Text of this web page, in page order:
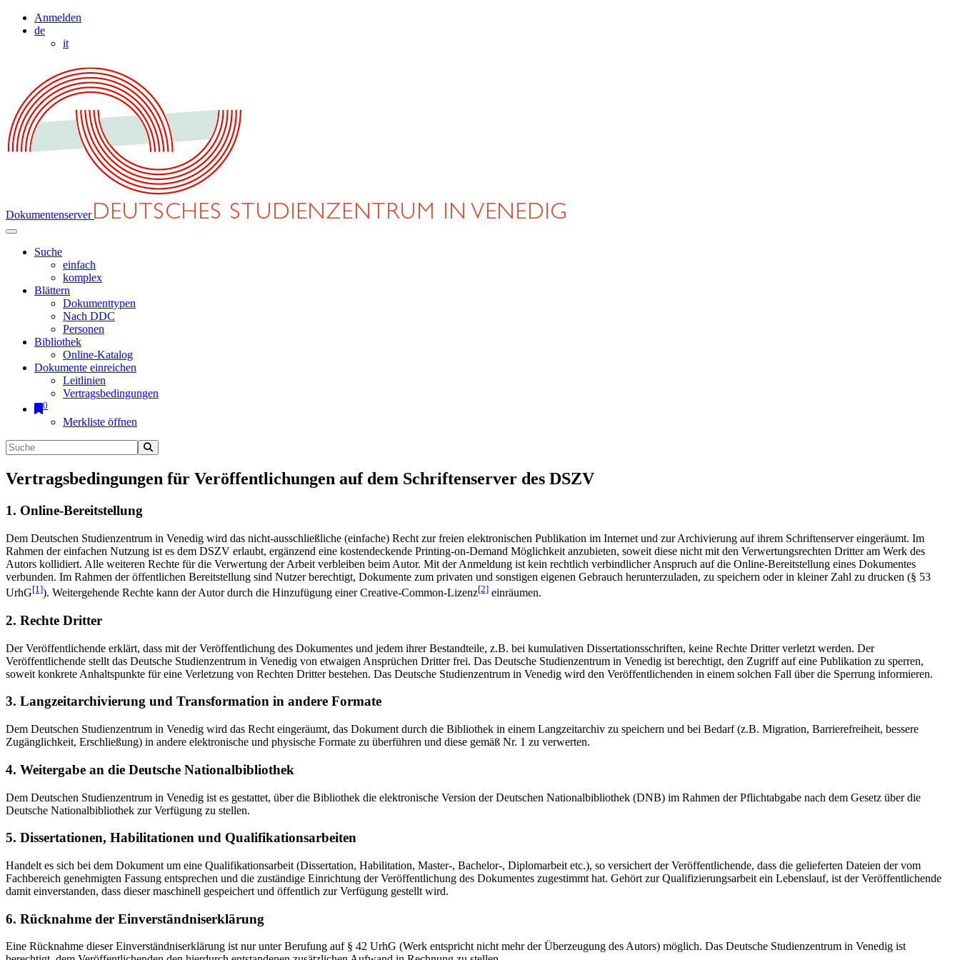
Anmelden
de
it
Dokumentenserver
Suche
einfach
komplex
Blättern
Dokumenttypen
Nach DDC
Personen
Bibliothek
Online-Katalog
Dokumente einreichen
Leitlinien
Vertragsbedingungen
0
Merkliste öffnen
Vertragsbedingungen für Veröffentlichungen auf dem Schriftenserver des DSZV
1. Online-Bereitstellung
Dem Deutschen Studienzentrum in Venedig wird das nicht-ausschließliche (einfache) Recht zur freien elektronischen Publikation im Internet und zur Archivierung auf ihrem Schriftenserver eingeräumt. Im
Rahmen der einfachen Nutzung ist es dem DSZV erlaubt, ergänzend eine kostendeckende Printing-on-Demand Möglichkeit anzubieten, soweit diese nicht mit den Verwertungsrechten Dritter am Werk des
Autors kollidiert. Alle weiteren Rechte für die Verwertung der Arbeit verbleiben beim Autor. Mit der Anmeldung ist kein rechtlich verbindlicher Anspruch auf die Online-Bereitstellung eines Dokumentes
verbunden. Im Rahmen der öffentlichen Bereitstellung sind Nutzer berechtigt, Dokumente zum privaten und sonstigen eigenen Gebrauch herunterzuladen, zu speichern oder in kleiner Zahl zu drucken (§ 53
UrhG[1]). Weitergehende Rechte kann der Autor durch die Hinzufügung einer Creative-Common-Lizenz[2] einräumen.
2. Rechte Dritter
Der Veröffentlichende erklärt, dass mit der Veröffentlichung des Dokumentes und jedem ihrer Bestandteile, z.B. bei kumulativen Dissertationsschriften, keine Rechte Dritter verletzt werden. Der
Veröffentlichende stellt das Deutsche Studienzentrum in Venedig von etwaigen Ansprüchen Dritter frei. Das Deutsche Studienzentrum in Venedig ist berechtigt, den Zugriff auf eine Publikation zu sperren,
soweit konkrete Anhaltspunkte für eine Verletzung von Rechten Dritter bestehen. Das Deutsche Studienzentrum in Venedig wird den Veröffentlichenden in einem solchen Fall über die Sperrung informieren.
3. Langzeitarchivierung und Transformation in andere Formate
Dem Deutschen Studienzentrum in Venedig wird das Recht eingeräumt, das Dokument durch die Bibliothek in einem Langzeitarchiv zu speichern und bei Bedarf (z.B. Migration, Barrierefreiheit, bessere
Zugänglichkeit, Erschließung) in andere elektronische und physische Formate zu überführen und diese gemäß Nr. 1 zu verwerten.
4. Weitergabe an die Deutsche Nationalbibliothek
Dem Deutschen Studienzentrum in Venedig ist es gestattet, über die Bibliothek die elektronische Version der Deutschen Nationalbibliothek (DNB) im Rahmen der Pflichtabgabe nach dem Gesetz über die
Deutsche Nationalbibliothek zur Verfügung zu stellen.
5. Dissertationen, Habilitationen und Qualifikationsarbeiten
Handelt es sich bei dem Dokument um eine Qualifikationsarbeit (Dissertation, Habilitation, Master-, Bachelor-, Diplomarbeit etc.), so versichert der Veröffentlichende, dass die gelieferten Dateien der vom
Fachbereich genehmigten Fassung entsprechen und die zuständige Einrichtung der Veröffentlichung des Dokumentes zugestimmt hat. Gehört zur Qualifizierungsarbeit ein Lebenslauf, ist der Veröffentlichende
damit einverstanden, dass dieser maschinell gespeichert und öffentlich zur Verfügung gestellt wird.
6. Rücknahme der Einverständniserklärung
Eine Rücknahme dieser Einverständniserklärung ist nur unter Berufung auf § 42 UrhG (Werk entspricht nicht mehr der Überzeugung des Autors) möglich. Das Deutsche Studienzentrum in Venedig ist